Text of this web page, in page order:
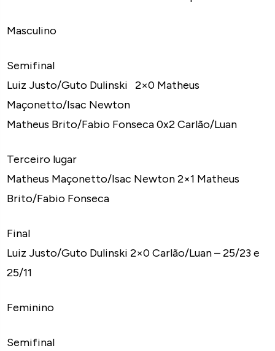
Masculino
Semifinal
Luiz Justo/Guto Dulinski 2×0 Matheus
Maçonetto/Isac Newton
Matheus Brito/Fabio Fonseca 0x2 Carlão/Luan
Terceiro lugar
Matheus Maçonetto/Isac Newton 2×1 Matheus
Brito/Fabio Fonseca
Final
Luiz Justo/Guto Dulinski 2×0 Carlão/Luan – 25/23 e
25/11
Feminino
Semifinal